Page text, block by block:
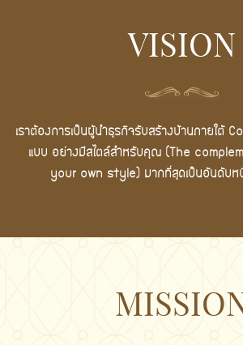
VISION
เราต้องการเป็นผู้นำธุรกิจรับสร้างบ้านภายใต้
แบบ อย่างมีสไตล์สำหรับคุณ (The
your own style) มากที่สุดเป็นอันดับหนึ่